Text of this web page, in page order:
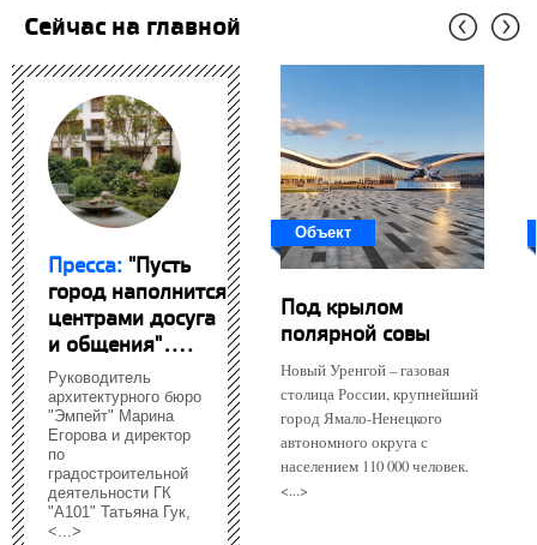
Сейчас на главной
Пресса: "Пусть
город наполнится
центрами досуга
и общения"....
Руководитель
архитектурного бюро
"Эмпейт" Марина
Егорова и директор
по
градостроительной
деятельности ГК
"А101" Татьяна Гук,
<...>
Объект
Под крылом
полярной совы
Новый Уренгой – газовая
столица России, крупнейший
город Ямало-Ненецкого
автономного округа с
населением 110 000 человек.
<...>